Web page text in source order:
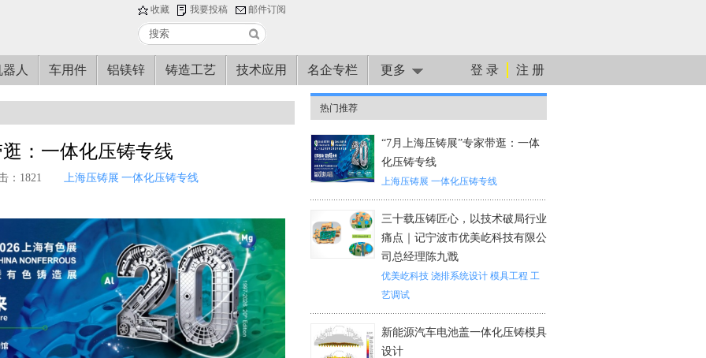
收藏 我要投稿 邮件订阅
人 车用件 铝镁锌 铸造工艺 技术应用 名企专栏 更多 登 录 注 册
：一体化压铸专线
：1821 上海压铸展 一体化压铸专线
热门推荐
“7月上海压铸展”专家带逛：一体
化压铸专线
上海压铸展 一体化压铸专线
三十载压铸匠心，以技术破局行业
痛点｜记宁波市优美屹科技有限公
司总经理陈九戬
优美屹科技 浇排系统设计 模具工程 工
艺调试
新能源汽车电池盖一体化压铸模具
设计